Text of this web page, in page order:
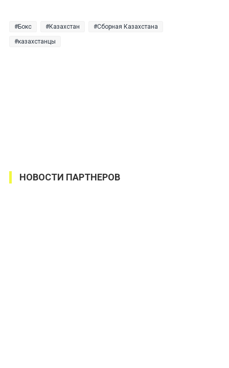
Бокс Казахстан Сборная Казахстана
казахстанцы
НОВОСТИ ПАРТНЕРОВ